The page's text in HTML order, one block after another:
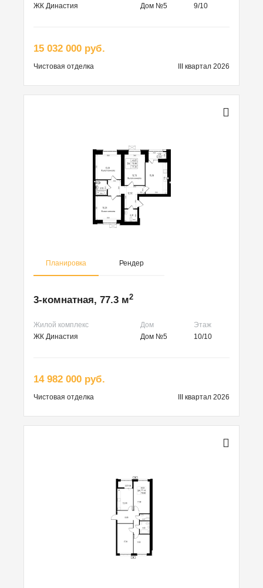
ЖК Династия
Дом №5 9/10
15 032 000 руб.
Чистовая отделка III квартал 2026
Планировка Рендер
3-комнатная, 77.3 м2
Жилой комплекс Дом
Этаж
ЖК Династия
Дом №5 10/10
14 982 000 руб.
Чистовая отделка III квартал 2026